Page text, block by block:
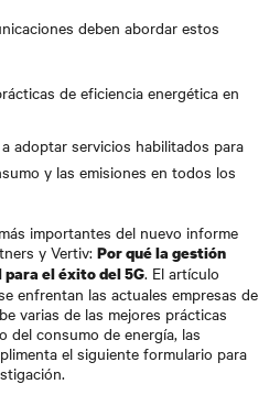
deben abordar estos
de eficiencia energética en
adoptar servicios habilitados para
y las emisiones en todos los
importantes del nuevo informe
y Vertiv: Por qué la gestión
el éxito del 5G. El artículo
enfrentan las actuales empresas de
varias de las mejores prácticas
del consumo de energía, las
el siguiente formulario para